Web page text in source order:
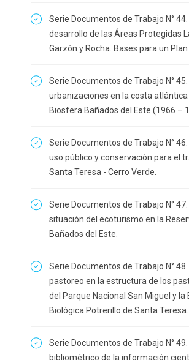
Serie Documentos de Trabajo N°
desarrollo de las Áreas Protegidas
Garzón y Rocha. Bases para un Plan
Serie Documentos de Trabajo N°
urbanizaciones en la costa atlántica
Biosfera Bañados del Este (1966 –
Serie Documentos de Trabajo N°
uso público y conservación para el
Santa Teresa - Cerro Verde.
Serie Documentos de Trabajo N°
situación del ecoturismo en la
Bañados del Este.
Serie Documentos de Trabajo N°
pastoreo en la estructura de los
del Parque Nacional San Miguel y la
Biológica Potrerillo de Santa Teresa.
Serie Documentos de Trabajo N°
bibliométrico de la información